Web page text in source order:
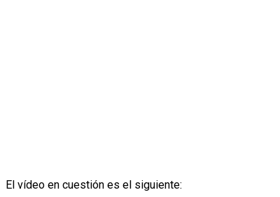
El vídeo en cuestión es el siguiente: